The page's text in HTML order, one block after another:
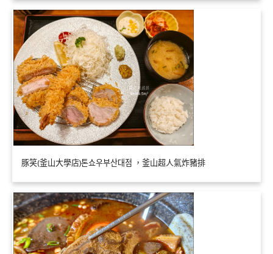
豚笑(釜山大學店)톤쇼우부산대점 ，釜山超人氣炸豬排